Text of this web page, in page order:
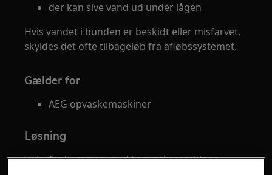
der kan sive vand ud under lågen
Hvis vandet i bunden er beskidt eller misfarvet,
skyldes det ofte tilbageløb fra afløbssystemet.
Gælder for
AEG opvaskemaskiner
Løsning
Hvis der kommer vand i opvaskemaskinen,